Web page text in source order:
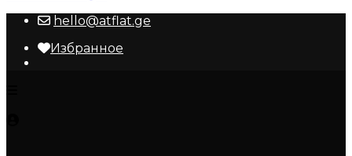
hello@atflat.ge
Избранное